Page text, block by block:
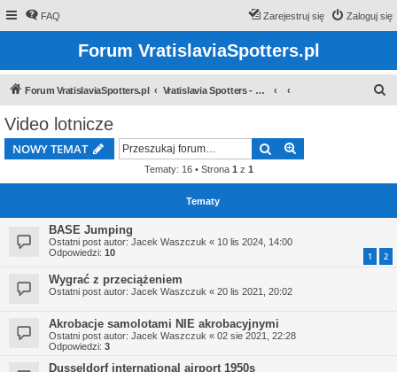
FAQ Zaloguj się
Zarejestruj się
Forum VratislaviaSpotters.pl
Forum VratislaviaSpotters.pl Vratislavia Spotters - Wroclawska grupa spotterska
Video lotnicze
NOWY TEMAT Szukaj
Tematy: 16 • Strona 1 z 1
Tematy
BASE Jumping
Ostatni post autor: Jacek Waszczuk « 10 lis 2024, 14:00
Odpowiedzi: 10 1 2
Wygrać z przeciążeniem
Ostatni post autor: Jacek Waszczuk « 20 lis 2021, 20:02
Akrobacje samolotami NIE akrobacyjnymi
Ostatni post autor: Jacek Waszczuk « 02 sie 2021, 22:28
Odpowiedzi: 3
Dusseldorf international airport 1950s